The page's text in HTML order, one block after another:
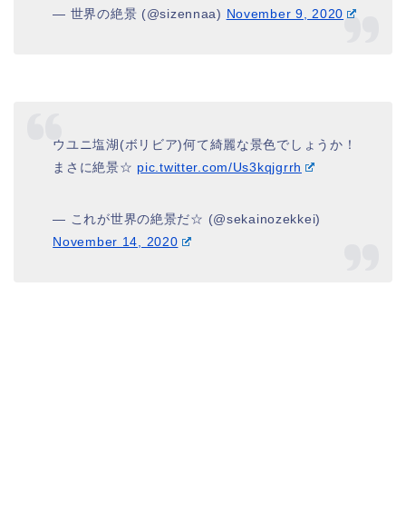
— 世界の絶景 (@sizennaa) November 9, 2020
ウユニ塩湖(ボリビア)何て綺麗な景色でしょうか！
まさに絶景☆ pic.twitter.com/Us3kqjgrrh
— これが世界の絶景だ☆ (@sekainozekkei)
November 14, 2020